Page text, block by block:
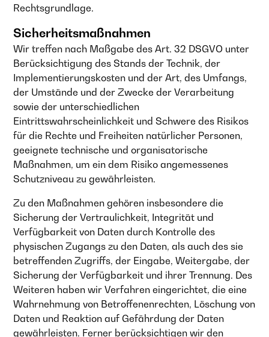
Rechtsgrundlage.
Sicherheitsmaßnahmen
Wir treffen nach Maßgabe des Art. 32 DSGVO unter
Berücksichtigung des Stands der Technik, der
Implementierungskosten und der Art, des Umfangs,
der Umstände und der Zwecke der Verarbeitung
sowie der unterschiedlichen
Eintrittswahrscheinlichkeit und Schwere des Risikos
für die Rechte und Freiheiten natürlicher Personen,
geeignete technische und organisatorische
Maßnahmen, um ein dem Risiko angemessenes
Schutzniveau zu gewährleisten.
Zu den Maßnahmen gehören insbesondere die
Sicherung der Vertraulichkeit, Integrität und
Verfügbarkeit von Daten durch Kontrolle des
physischen Zugangs zu den Daten, als auch des sie
betreffenden Zugriffs, der Eingabe, Weitergabe, der
Sicherung der Verfügbarkeit und ihrer Trennung. Des
Weiteren haben wir Verfahren eingerichtet, die eine
Wahrnehmung von Betroffenenrechten, Löschung von
Daten und Reaktion auf Gefährdung der Daten
gewährleisten. Ferner berücksichtigen wir den